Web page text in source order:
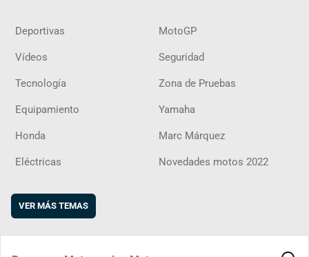
Deportivas MotoGP
Vídeos Seguridad
Tecnología Zona de Pruebas
Equipamiento Yamaha
Honda Marc Márquez
Eléctricas Novedades motos 2022
VER MÁS TEMAS